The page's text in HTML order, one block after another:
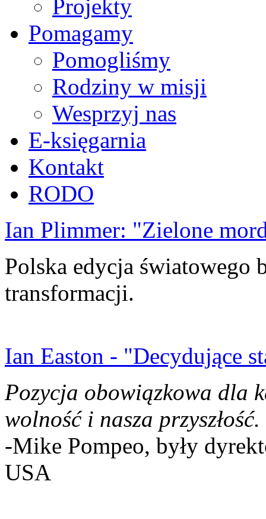
Projekty
Pomagamy
Pomogliśmy
Rodziny w misji
Wesprzyj nas
E-księgarnia
Kontakt
RODO
Ian Plimmer: "Zielone
Polska edycja światowego
transformacji.
Ian Easton - "Decydujące
Pozycja obowiązkowa dla
wolność i nasza przyszłość.
-Mike Pompeo, były
USA